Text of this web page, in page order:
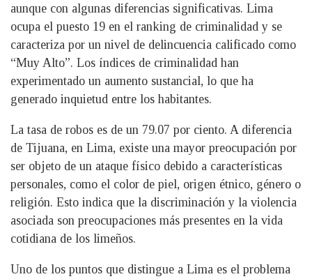
aunque con algunas diferencias significativas. Lima
ocupa el puesto 19 en el ranking de criminalidad y se
caracteriza por un nivel de delincuencia calificado como
“Muy Alto”. Los índices de criminalidad han
experimentado un aumento sustancial, lo que ha
generado inquietud entre los habitantes.
La tasa de robos es de un 79.07 por ciento. A diferencia
de Tijuana, en Lima, existe una mayor preocupación por
ser objeto de un ataque físico debido a características
personales, como el color de piel, origen étnico, género o
religión. Esto indica que la discriminación y la violencia
asociada son preocupaciones más presentes en la vida
cotidiana de los limeños.
Uno de los puntos que distingue a Lima es el problema